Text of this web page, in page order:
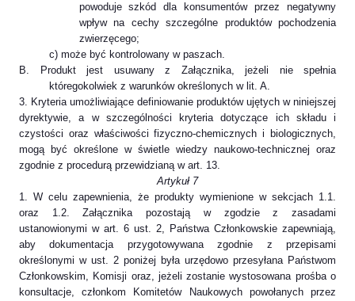
powoduje szkód dla konsumentów przez negatywny
wpływ na cechy szczególne produktów pochodzenia
zwierzęcego;
c) może być kontrolowany w paszach.
B. Produkt jest usuwany z Załącznika, jeżeli nie spełnia
któregokolwiek z warunków określonych w lit. A.
3. Kryteria umożliwiające definiowanie produktów ujętych w niniejszej
dyrektywie, a w szczególności kryteria dotyczące ich składu i
czystości oraz właściwości fizyczno-chemicznych i biologicznych,
mogą być określone w świetle wiedzy naukowo-technicznej oraz
zgodnie z procedurą przewidzianą w art. 13.
Artykuł 7
1. W celu zapewnienia, że produkty wymienione w sekcjach 1.1.
oraz 1.2. Załącznika pozostają w zgodzie z zasadami
ustanowionymi w art. 6 ust. 2, Państwa Członkowskie zapewniają,
aby dokumentacja przygotowywana zgodnie z przepisami
określonymi w ust. 2 poniżej była urzędowo przesyłana Państwom
Członkowskim, Komisji oraz, jeżeli zostanie wystosowana prośba o
konsultacje, członkom Komitetów Naukowych powołanych przez